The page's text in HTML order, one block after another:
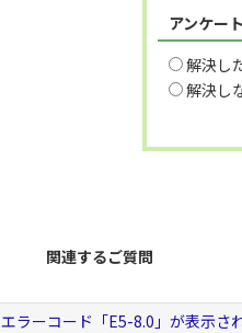
アンケー
解決し
解決し
関連するご質問
エラーコード「E5-8.0」が表示さ